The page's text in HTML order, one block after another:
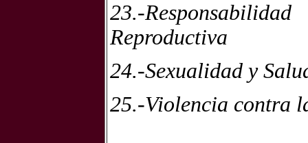
23.-
Reproductiva
24.-Sexualidad y
25.-Violencia contra